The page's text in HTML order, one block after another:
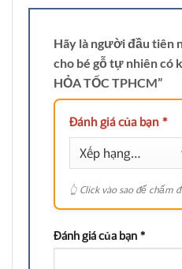
Hãy là người đầu tiên
cho bé gỗ tự nhiên có
HỎA TỐC TPHCM”
Đánh giá của bạn*
Đánh giá của bạn*